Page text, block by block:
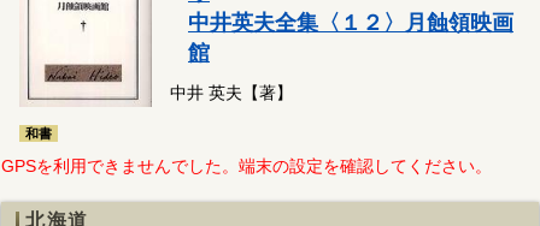
和書
中井英夫全集〈１２〉月蝕領映画
館
中井 英夫【著】
GPSを利用できませんでした。端末の設定を確認してください。
北海道